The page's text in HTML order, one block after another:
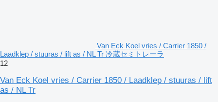
Van Eck Koel vries / Carrier 1850 /
Laadklep / stuuras / lift as / NL Tr 冷蔵セミトレーラ
12
Van Eck Koel vries / Carrier 1850 / Laadklep / stuuras / lift
as / NL Tr